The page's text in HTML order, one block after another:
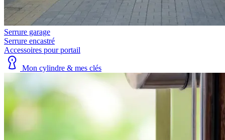
Serrure garage
Serrure encastré
Accessoires pour portail
Mon cylindre & mes clés